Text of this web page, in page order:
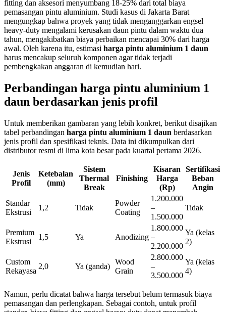
fitting dan aksesori menyumbang 18-25% dari total biaya
pemasangan pintu aluminium. Studi kasus di Jakarta Barat
mengungkap bahwa proyek yang tidak menganggarkan engsel
heavy-duty mengalami kerusakan daun pintu dalam waktu dua
tahun, mengakibatkan biaya perbaikan mencapai 30% dari harga
awal. Oleh karena itu, estimasi harga pintu aluminium 1 daun
harus mencakup seluruh komponen agar tidak terjadi
pembengkakan anggaran di kemudian hari.
Perbandingan harga pintu aluminium 1
daun berdasarkan jenis profil
Untuk memberikan gambaran yang lebih konkret, berikut disajikan
tabel perbandingan harga pintu aluminium 1 daun berdasarkan
jenis profil dan spesifikasi teknis. Data ini dikumpulkan dari
distributor resmi di lima kota besar pada kuartal pertama 2026.
Jenis
Profil
Ketebalan
(mm)
Sistem
Thermal
Break
Finishing
Kisaran
Harga
(Rp)
Sertifikasi
Beban
Angin
Standar
Ekstrusi
1,2 Tidak
Powder
Coating
1.200.000
–
1.500.000
Tidak
Premium
Ekstrusi
1,5 Ya Anodizing
1.800.000
–
2.200.000
Ya (kelas
2)
Custom
Rekayasa
2,0 Ya (ganda)
Wood
Grain
2.800.000
–
3.500.000
Ya (kelas
4)
Namun, perlu dicatat bahwa harga tersebut belum termasuk biaya
pemasangan dan perlengkapan. Sebagai contoh, untuk profil